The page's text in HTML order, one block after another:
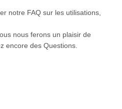
notre FAQ sur les utilisations,
nous ferons un plaisir de
encore des Questions.